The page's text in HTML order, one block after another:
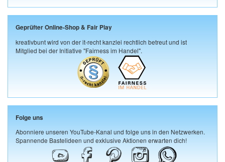
Geprüfter Online-Shop & Fair Play
kreativbunt wird von der it-recht kanzlei rechtlich betreut und ist
Mitglied bei der Initiative "Fairness im Handel".
Folge uns
Abonniere unseren YouTube-Kanal und folge uns in den Netzwerken.
Spannende Bastelideen und exklusive Aktionen erwarten dich!